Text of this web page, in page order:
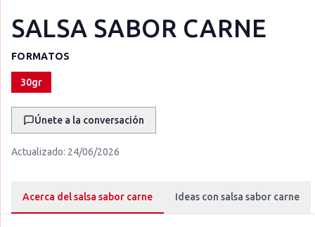
SALSA SABOR CARNE
FORMATOS
30gr
Únete a la conversación
Actualizado: 24/06/2026
Acerca del salsa sabor carne Ideas con salsa sabor carne